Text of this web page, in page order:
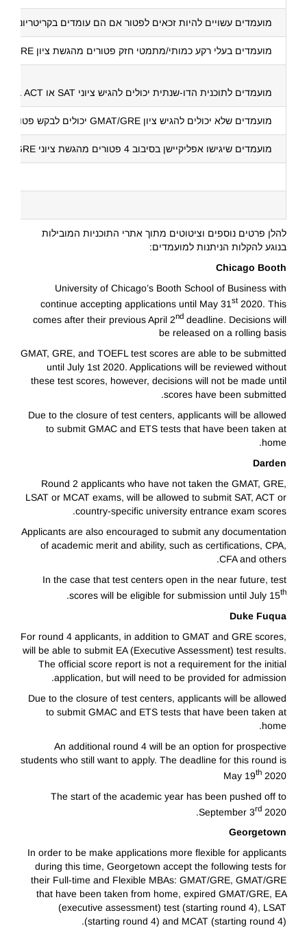
מועמדים עשויים להיות זכאים לפטור אם הם עומדים בקריטריונים
מועמדים בעלי רקע כמותי/מתמטי חזק פטורים מהגשת ציון GMAT/GRE
מועמדים לתוכנית הדו-שנתית יכולים להגיש ציוני SAT או ACT במקום GMAT/GRE עבור מועד ההגשה 1 ביוני. מועמדים שכבר יש להם ציון GMAT או GRE אבל מתכננים להיבחן שוב יכולים להגיש את הציון הנוכחי שלהם ולציין בחיבור האופציונלי שהם מתכננים להיבחן שוב כשיתאפשר להם. באפשרותם גם להגיש ציוני SAT או ACT.
מועמדים שלא יכולים להגיש ציון GMAT/GRE יכולים לבקש פטור
מועמדים שיגישו אפליקיישן בסיבוב 4 פטורים מהגשת ציוני GMAT/GRE.
להלן פרטים נוספים וציטוטים מתוך אתרי התוכניות המובילות
בנוגע להקלות הניתנות למועמדים:
Chicago Booth
University of Chicago’s Booth School of Business with
continue accepting applications until May 31st2020. This
comes after their previous April 2nd deadline. Decisions will
be released on a rolling basis
GMAT, GRE, and TOEFL test scores are able to be submitted
until July 1st 2020. Applications will be reviewed without
these test scores, however, decisions will not be made until
scores have been submitted.
Due to the closure of test centers, applicants will be allowed
to submit GMAC and ETS tests that have been taken at
home.
Darden
Round 2 applicants who have not taken the GMAT, GRE,
LSAT or MCAT exams, will be allowed to submit SAT, ACT or
country-specific university entrance exam scores.
Applicants are also encouraged to submit any documentation
of academic merit and ability, such as certifications, CPA,
CFA and others.
In the case that test centers open in the near future, test
scores will be eligible for submission until July 15th
.
Duke Fuqua
For round 4 applicants, in addition to GMAT and GRE scores,
will be able to submit EA (Executive Assessment) test results.
The official score report is not a requirement for the initial
application, but will need to be provided for admission.
Due to the closure of test centers, applicants will be allowed
to submit GMAC and ETS tests that have been taken at
home.
An additional round 4 will be an option for prospective
students who still want to apply. The deadline for this round is
May 19th 2020
The start of the academic year has been pushed off to
September 3rd 2020.
Georgetown
In order to be make applications more flexible for applicants
during this time, Georgetown accept the following tests for
their Full-time and Flexible MBAs: GMAT/GRE, GMAT/GRE
that have been taken from home, expired GMAT/GRE, EA
(executive assessment) test (starting round 4), LSAT
(starting round 4) and MCAT (starting round 4).